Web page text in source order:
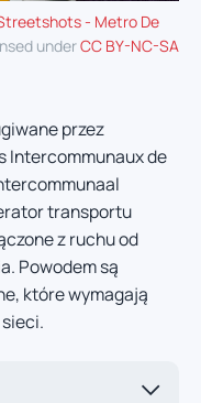
- Metro De
underCC BY-NC-SA
przez
Intercommunaux de
transportu
z ruchu od
Powodem są
które wymagają